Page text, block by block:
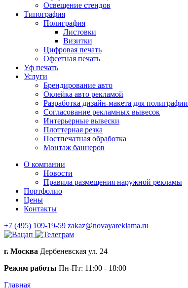
Освещение стендов
Типография
Полиграфия
Листовки
Визитки
Цифровая печать
Офсетная печать
Уф печать
Услуги
Брендирование авто
Оклейка авто рекламой
Разработка дизайн-макета для полиграфии
Согласование рекламных вывесок
Интерьерные вывески
Плоттерная резка
Постпечатная обработка
Монтаж баннеров
О компании
Новости
Правила размещения наружной рекламы
Портфолио
Цены
Контакты
+7 (495) 109-19-59 zakaz@novayareklama.ru
г. Москва Дербеневская ул. 24
Режим работы Пн-Пт: 11:00 - 18:00
Главная